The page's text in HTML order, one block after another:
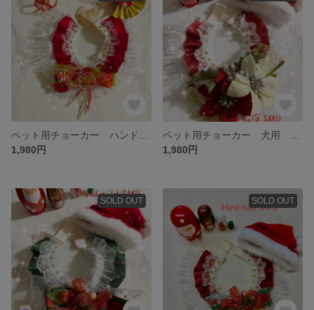
1,980円
1,980円
SOLD OUT SOLD OUT